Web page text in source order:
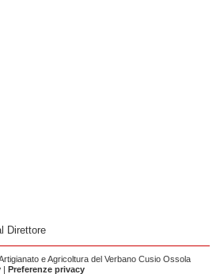
Direttore
e Agricoltura del Verbano Cusio Ossola
| Preferenze privacy